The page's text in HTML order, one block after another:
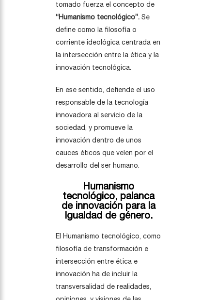
tomado fuerza el concepto de
“Humanismo tecnológico”. Se
define como la filosofía o
corriente ideológica centrada en
la intersección entre la ética y la
innovación tecnológica.
En ese sentido, defiende el uso
responsable de la tecnología
innovadora al servicio de la
sociedad, y promueve la
innovación dentro de unos
cauces éticos que velen por el
desarrollo del ser humano.
Humanismo
tecnológico, palanca
de innovación para la
Igualdad de género.
El Humanismo tecnológico, como
filosofía de transformación e
intersección entre ética e
innovación ha de incluir la
transversalidad de realidades,